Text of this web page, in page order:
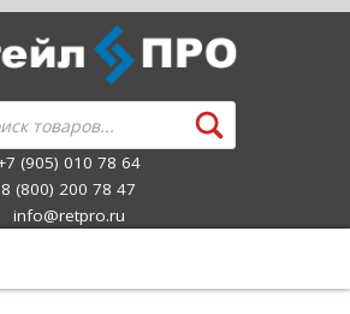
(905) 010 78 64
8 (800) 200 78 47
info@retpro.ru